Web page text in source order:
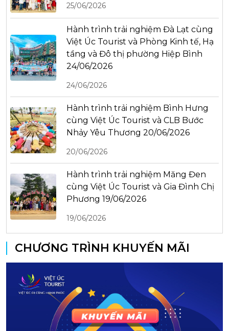
25/06/2026
Hành trình trải nghiệm Đà Lạt cùng
Việt Úc Tourist và Phòng Kinh tế, Hạ
tầng và Đô thị phường Hiệp Bình
24/06/2026
24/06/2026
Hành trình trải nghiệm Bình Hưng
cùng Việt Úc Tourist và CLB Bước
Nhảy Yêu Thương 20/06/2026
20/06/2026
Hành trình trải nghiệm Măng Đen
cùng Việt Úc Tourist và Gia Đình Chị
Phương 19/06/2026
19/06/2026
CHƯƠNG TRÌNH KHUYẾN MÃI